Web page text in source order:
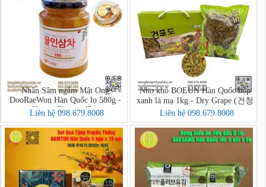
Nhân Sâm ngâm Mật Ong
DooRaeWon Hàn Quốc lọ 580g -
Honey Ginseng Tea
Liên hệ 098.679.8008
Nho khô BOEUN Hàn Quốc hộp
xanh lá mạ 1kg - Dry Grape (건청
포도)
Liên hệ 098.679.8008